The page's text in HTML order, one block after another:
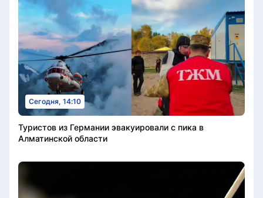
Сегодня, 14:10
Туристов из Германии эвакуировали с пика в
Алматинской области